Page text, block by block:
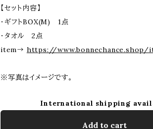
【セット内容】
・ギフトBOX(M) 1点
・タオル 2点
item→ https://www.bonnechance.shop/
※写真はイメージです。
International shipping
Add to cart